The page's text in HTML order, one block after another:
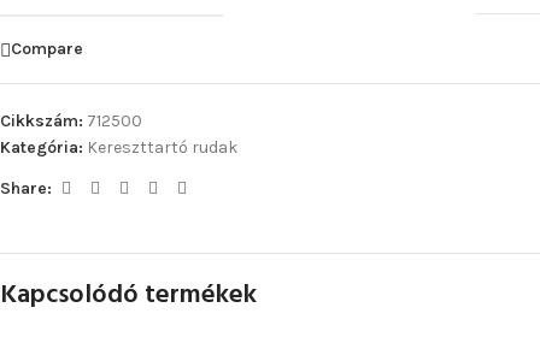
Compare
Cikkszám: 712500
Kategória: Kereszttartó rudak
Share:
Kapcsolódó termékek